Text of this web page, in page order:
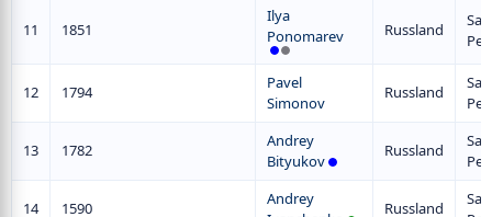
11 1851
Ilya
Ponomarev
Russland
12 1794
Pavel
Simonov
Russland
13 1782
Andrey
Bityukov
Russland
14 1590
Andrey
Russland